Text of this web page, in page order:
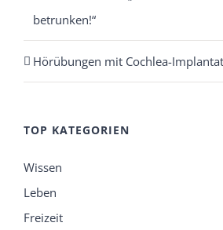
betrunken!“
Hörübungen mit Cochlea-Implantat
TOP KATEGORIEN
Wissen
Leben
Freizeit